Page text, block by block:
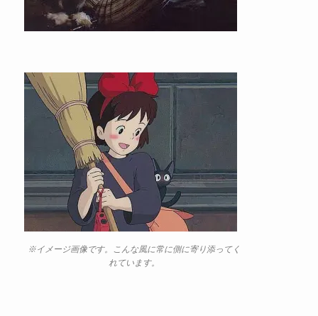
※イメージ画像です。こんな風に常に側に寄り添ってく
れています。